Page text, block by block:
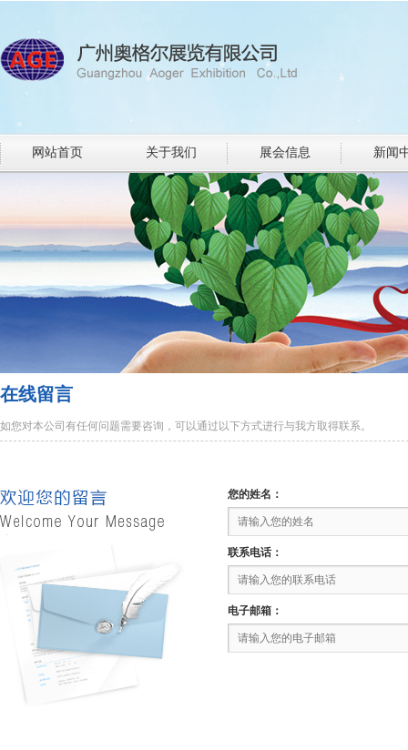
网站首页 关于我们 展会信息 新闻
在线留言
如您对本公司有任何问题需要咨询，可以通过以下方式进行与我方取得联系。
您的姓名：
联系电话：
电子邮箱：